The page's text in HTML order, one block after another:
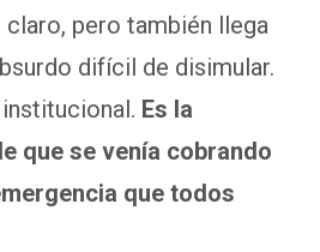
claro, pero también llega
difícil de disimular.
Es la
que se venía cobrando
que todos